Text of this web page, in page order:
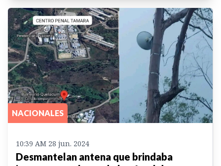
NACIONALES
10:39 AM 28 jun. 2024
Desmantelan antena que brindaba